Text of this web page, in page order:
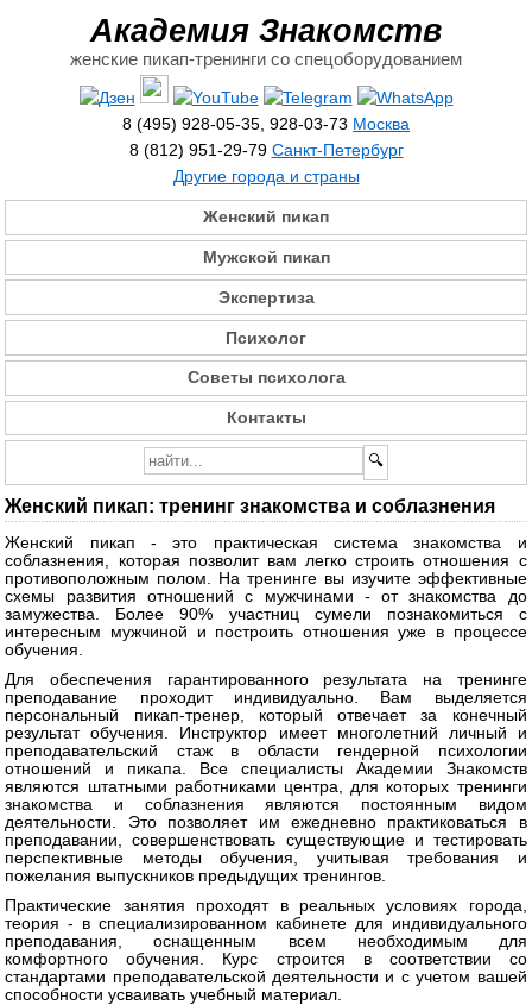
Академия Знакомств
женские пикап-тренинги со спецоборудованием
8 (495) 928-05-35, 928-03-73 Москва
8 (812) 951-29-79 Санкт-Петербург
Другие города и страны
Женский пикап
Мужской пикап
Экспертиза
Психолог
Советы психолога
Контакты
Женский пикап: тренинг знакомства и соблазнения
Женский пикап - это практическая система знакомства и
соблазнения, которая позволит вам легко строить отношения с
противоположным полом. На тренинге вы изучите эффективные
схемы развития отношений с мужчинами - от знакомства до
замужества. Более 90% участниц сумели познакомиться с
интересным мужчиной и построить отношения уже в процессе
обучения.
Для обеспечения гарантированного результата на тренинге
преподавание проходит индивидуально. Вам выделяется
персональный пикап-тренер, который отвечает за конечный
результат обучения. Инструктор имеет многолетний личный и
преподавательский стаж в области гендерной психологии
отношений и пикапа. Все специалисты Академии Знакомств
являются штатными работниками центра, для которых тренинги
знакомства и соблазнения являются постоянным видом
деятельности. Это позволяет им ежедневно практиковаться в
преподавании, совершенствовать существующие и тестировать
перспективные методы обучения, учитывая требования и
пожелания выпускников предыдущих тренингов.
Практические занятия проходят в реальных условиях города,
теория - в специализированном кабинете для индивидуального
преподавания, оснащенным всем необходимым для
комфортного обучения. Курс строится в соответствии со
стандартами преподавательской деятельности и с учетом вашей
способности усваивать учебный материал.